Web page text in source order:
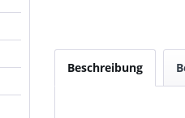
Beschreibung